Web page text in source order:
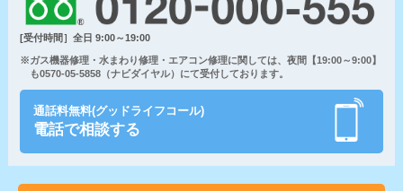
[受付時間］全日 9:00～19:00
※ガス機器修理・水まわり修理・エアコン修理に関しては、夜間【19:00～9:00】
も0570-05-5858（ナビダイヤル）にて受付しております。
通話料無料(グッドライフコール)
電話で相談する